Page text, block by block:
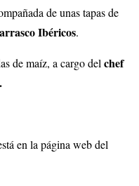
de unas tapas de
Ibéricos.
de maíz, a cargo del chef
en la página web del